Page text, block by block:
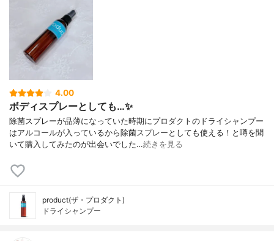
4.00
ボディスプレーとしても…✨
除菌スプレーが品薄になっていた時期にプロダクトのドライシャンプー
はアルコールが入っているから除菌スプレーとしても使える！と噂を聞
いて購入してみたのが出会いでした…続きを見る
product(ザ・プロダクト)
ドライシャンプー